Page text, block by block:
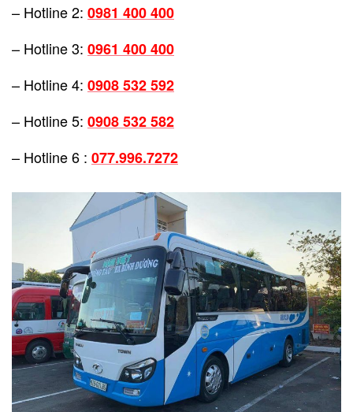
– Hotline 2: 0981 400 400
– Hotline 3: 0961 400 400
– Hotline 4: 0908 532 592
– Hotline 5: 0908 532 582
– Hotline 6 : 077.996.7272